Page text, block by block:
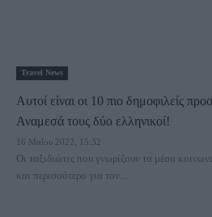
Travel News
Αυτοί είναι οι 10 πιο δημοφιλείς
Αναμεσά τους δύο ελληνικοί!
16 Μαΐου 2022, 15:32
Οι ταξιδιώτες που γνωρίζουν τα μέσα
και περισσότερο για τον...